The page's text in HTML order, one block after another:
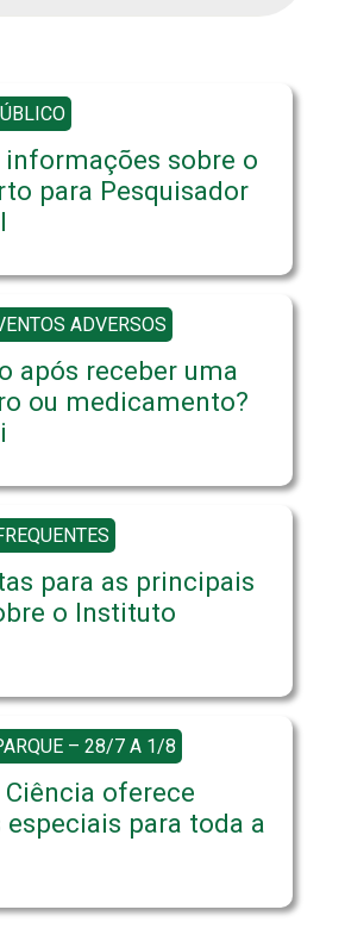
informações sobre o
para Pesquisador
ADVERSOS
após receber uma
ou medicamento?
para as principais
o Instituto
– 28/7 A 1/8
Ciência oferece
para toda a